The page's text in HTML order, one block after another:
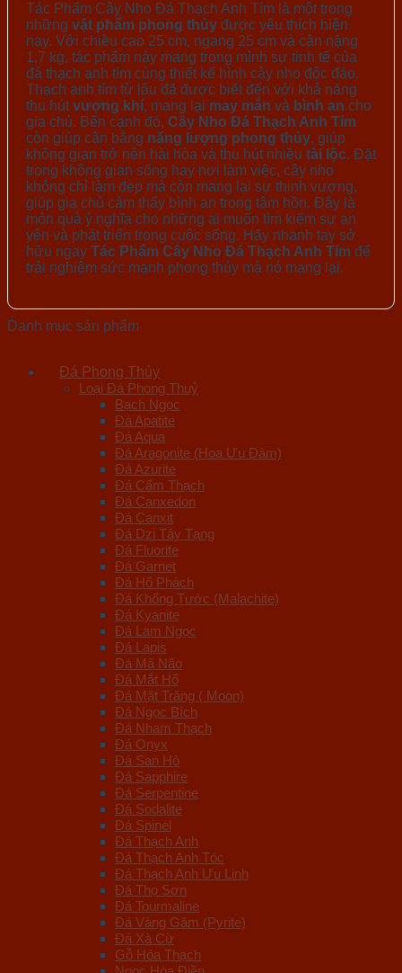
Tác Phẩm Cây Nho Đá Thạch Anh Tím là một trong
những vật phẩm phong thủy được yêu thích hiện
nay. Với chiều cao 25 cm, ngang 25 cm và cân nặng
1,7 kg, tác phẩm này mang trong mình sự tinh tế của
đá thạch anh tím cùng thiết kế hình cây nho độc đáo.
Thạch anh tím từ lâu đã được biết đến với khả năng
thu hút vượng khí, mang lại may mắn và bình an cho
gia chủ. Bên cạnh đó, Cây Nho Đá Thạch Anh Tím
còn giúp cân bằng năng lượng phong thủy, giúp
không gian trở nên hài hòa và thu hút nhiều tài lộc. Đặt
trong không gian sống hay nơi làm việc, cây nho
không chỉ làm đẹp mà còn mang lại sự thịnh vượng,
giúp gia chủ cảm thấy bình an trong tâm hồn. Đây là
món quà ý nghĩa cho những ai muốn tìm kiếm sự an
yên và phát triển trong cuộc sống. Hãy nhanh tay sở
hữu ngay Tác Phẩm Cây Nho Đá Thạch Anh Tím để
trải nghiệm sức mạnh phong thủy mà nó mang lại.
Danh mục sản phẩm
Đá Phong Thủy
Loại Đá Phong Thuỷ
Bạch Ngọc
Đá Apatite
Đá Aqua
Đá Aragonite (Hoa Ưu Đàm)
Đá Azurite
Đá Cẩm Thạch
Đá Canxedon
Đá Canxit
Đá Dzi Tây Tạng
Đá Fluorite
Đá Garnet
Đá Hổ Phách
Đá Khổng Tước (Malachite)
Đá Kyanite
Đá Lam Ngọc
Đá Lapis
Đá Mã Não
Đá Mắt Hổ
Đá Mặt Trăng ( Moon)
Đá Ngọc Bích
Đá Nham Thạch
Đá Onyx
Đá San Hô
Đá Sapphire
Đá Serpentine
Đá Sodalite
Đá Spinel
Đá Thạch Anh
Đá Thạch Anh Tóc
Đá Thạch Anh Ưu Linh
Đá Thọ Sơn
Đá Tourmaline
Đá Vàng Găm (Pyrite)
Đá Xà Cừ
Gỗ Hóa Thạch